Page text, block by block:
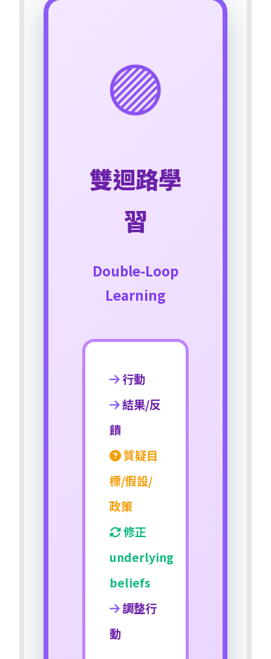
🟣
雙迴路學
習
Double-Loop
Learning
行動
結果/反
饋
質疑目
標/假設/
政策
修正
underlying
beliefs
調整行
動